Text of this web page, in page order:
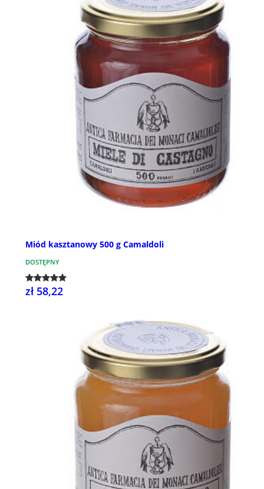
Miód kasztanowy 500 g Camaldoli
DOSTĘPNY
zł 58,22